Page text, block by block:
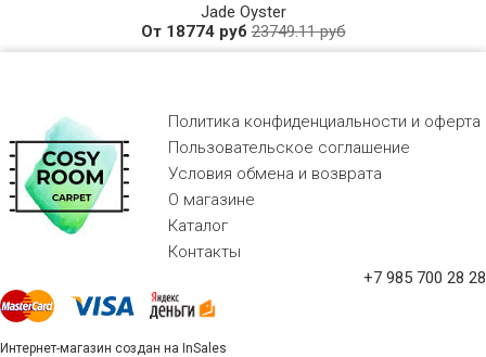
Jade Oyster
От 18774 руб23749.11 руб
Политика конфиденциальности и оферта
Пользовательское соглашение
Условия обмена и возврата
О магазине
Каталог
Контакты
+7 985 700 28 28
Интернет-магазин создан на InSales